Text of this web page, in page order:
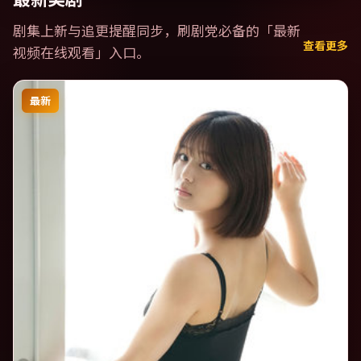
剧集上新与追更提醒同步，刷剧党必备的「最新
视频在线观看 」入口。 查看更多
最新